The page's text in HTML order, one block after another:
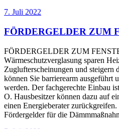
7. Juli 2022
FÖRDERGELDER ZUM
FÖRDERGELDER ZUM
Wärmeschutzverglasung sparen
Zuglufterscheinungen und steigern
können Sie barrierearm ausgeführt
werden. Der fachgerechte Einbau
O. Hausbesitzer können dazu auf
einen Energieberater
Fördergelder für die